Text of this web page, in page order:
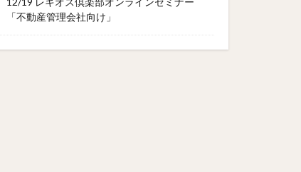
「不動産管理会社向け」